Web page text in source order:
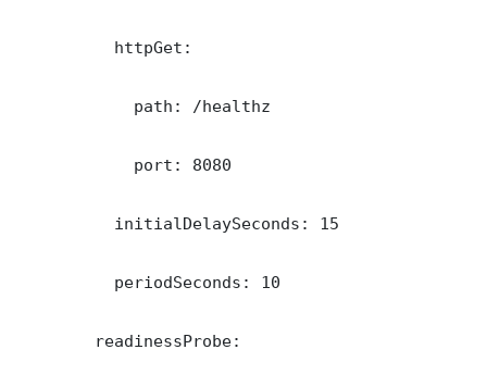
          httpGet:
            path: /healthz
            port: 8080
          initialDelaySeconds: 15
          periodSeconds: 10
        readinessProbe: